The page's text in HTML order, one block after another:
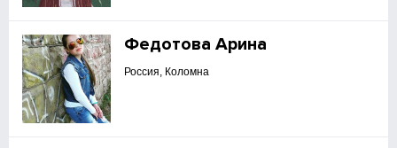
Федотова Арина
Россия, Коломна